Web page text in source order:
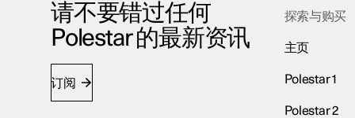
请不要错过任何
Polestar 的最新资讯
订阅
探索与购买
主页
Polestar 1
Polestar 2